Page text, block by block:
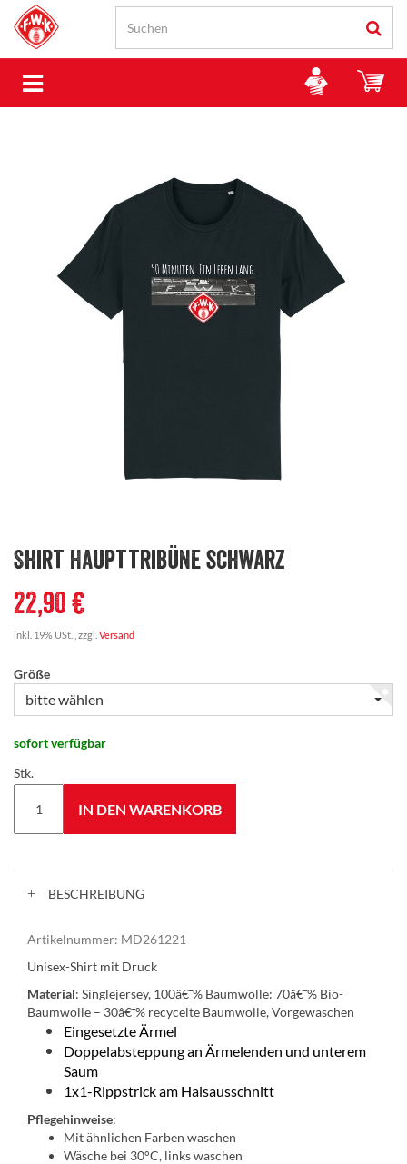
Shirt Haupttribüne schwarz
22,90 €
inkl. 19% USt. , zzgl. Versand
Größe
bitte wählen
sofort verfügbar
Stk.
IN DEN WARENKORB
BESCHREIBUNG
Artikelnummer: MD261221
Unisex-Shirt mit Druck
Material: Singlejersey, 100â€¯% Baumwolle: 70â€¯% Bio-
Baumwolle – 30â€¯% recycelte Baumwolle, Vorgewaschen
Eingesetzte Ärmel
Doppelabsteppung an Ärmelenden und unterem
Saum
1x1-Rippstrick am Halsausschnitt
Pflegehinweise:
Mit ähnlichen Farben waschen
Wäsche bei 30°C, links waschen